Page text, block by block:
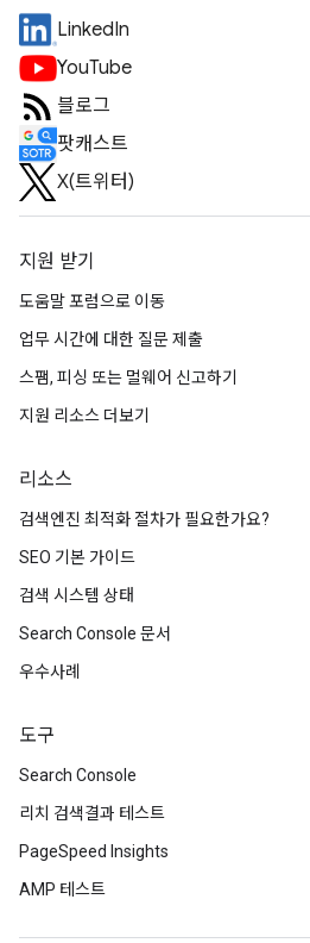
LinkedIn
YouTube
블로그
팟캐스트
X(트위터)
지원 받기
도움말 포럼으로 이동
업무 시간에 대한 질문 제출
스팸, 피싱 또는 멀웨어 신고하기
지원 리소스 더보기
리소스
검색엔진 최적화 절차가 필요한가요?
SEO 기본 가이드
검색 시스템 상태
Search Console 문서
우수사례
도구
Search Console
리치 검색결과 테스트
PageSpeed Insights
AMP 테스트